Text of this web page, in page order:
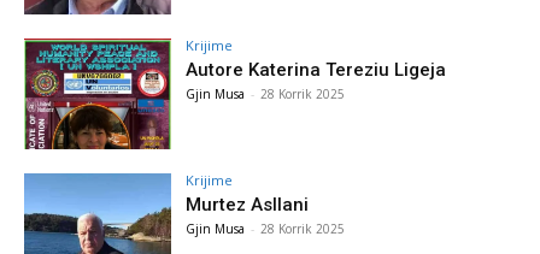
Krijime
Autore Katerina Tereziu Ligeja
Gjin Musa - 28 Korrik 2025
Krijime
Murtez Asllani
Gjin Musa - 28 Korrik 2025